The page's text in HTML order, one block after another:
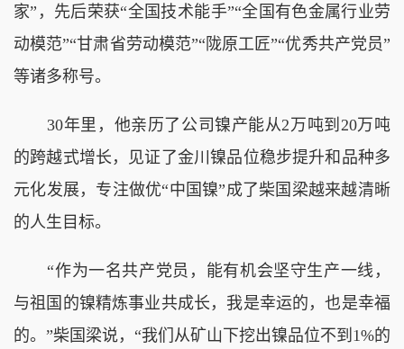
家”，先后荣获“全国技术能手”“全国有色金属行业劳
动模范”“甘肃省劳动模范”“陇原工匠”“优秀共产党员”
等诸多称号。
30年里，他亲历了公司镍产能从2万吨到20万吨
的跨越式增长，见证了金川镍品位稳步提升和品种多
元化发展，专注做优“中国镍”成了柴国梁越来越清晰
的人生目标。
“作为一名共产党员，能有机会坚守生产一线，
与祖国的镍精炼事业共成长，我是幸运的，也是幸福
的。”柴国梁说，“我们从矿山下挖出镍品位不到1%的